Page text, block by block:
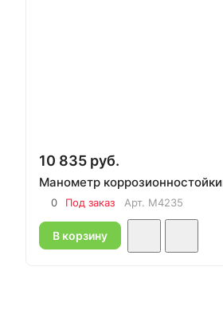
10 835 руб.
Манометр
0 Под заказ Арт. M4235
В корзину